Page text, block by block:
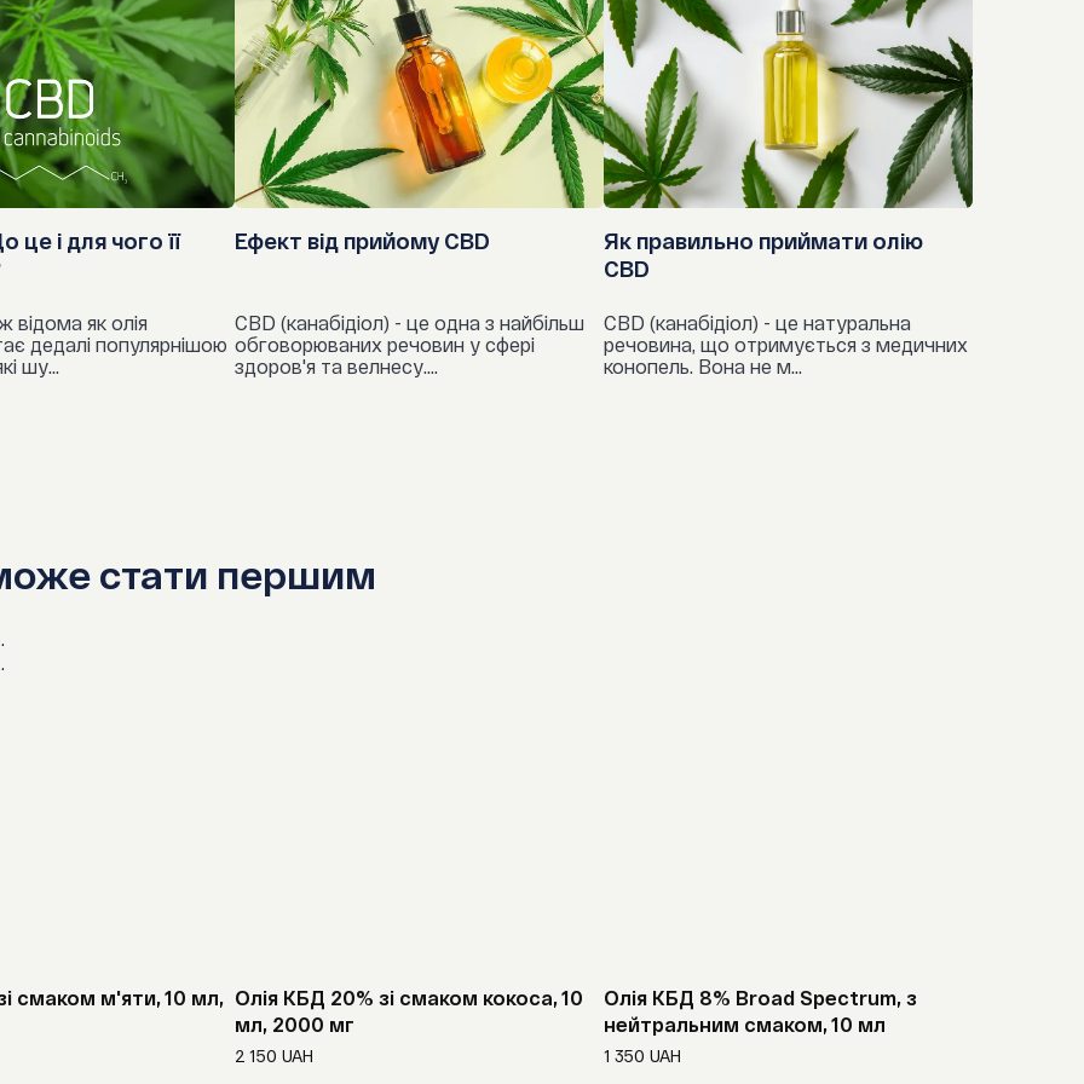
бензодіазепіни,
блокатори кальцієвих каналів,
противірусні засоби проти ВІЛ,
інгібітори ГМГ-КоА-редуктази (статини),
імуномодулятори,
пероральні гіпоглікемічні засоби,
Каприлова кислота (С8: 0) 5-6.4 г.,
Капринова кислота (С10: 0) 2.9-4.4 г.,
Лауринова кислота (С12: 0) 0.3 г.
Енергетична цінність на 100 г. : 368 кДж.
це і для чого її
відома як олія
дедалі популярнішою
шу...
Ефект від прийому CBD
CBD (канабідіол) - це одна з найбільш
обговорюваних речовин у сфері
здоров'я та велнесу....
Як правильно приймати олію
CBD
CBD (канабідіол) - це натуральна
речовина, що отримується з медичних
конопель. Вона не м...
стати першим
смаком м'яти, 10 мл, Олія КБД 20% зі смаком кокоса, 10
мл, 2000 мг
2 150 UAH
Олія КБД 8% Broad Spectrum, з
нейтральним смаком, 10 мл
1 350 UAH